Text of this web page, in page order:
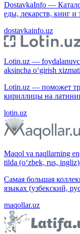
DostavkaInfo —
еды, лекарств, книг и
dostavkainfo.uz
Lotin.uz —
aksincha o‘girish
Lotin.uz — поможет
кириллицы на
lotin.uz
Maqol va naqllarning
tilda (o‘zbek, rus,
Самая большая
языках (узбекский,
maqollar.uz